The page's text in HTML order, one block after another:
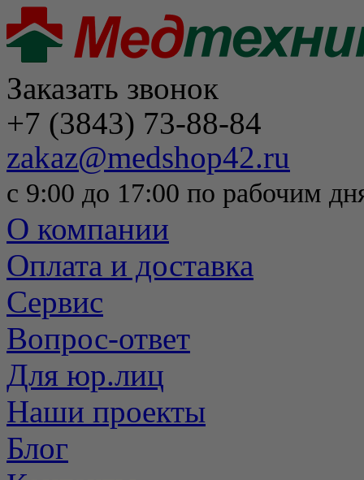
Заказать звонок
+7 (3843) 73-88-84
zakaz@medshop42.ru
с 9:00 до 17:00 по рабочим
О компании
Оплата и доставка
Сервис
Вопрос-ответ
Для юр.лиц
Наши проекты
Блог